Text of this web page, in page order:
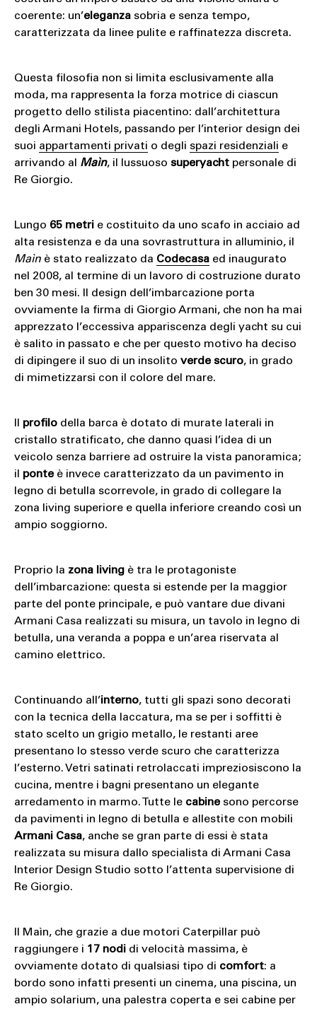
coerente: un’eleganzasobria e senza tempo,
caratterizzata da linee pulite e raffinatezza discreta.
Questa filosofia non si limita esclusivamente alla
moda, ma rappresenta la forza motrice di ciascun
progetto dello stilista piacentino: dall’architettura
degli Armani Hotels, passando per l’interior design dei
suoi appartamenti privati o degli spazi residenziali e
arrivando al Maìn, il lussuoso superyachtpersonale di
Re Giorgio.
Lungo 65 metrie costituito da uno scafo in acciaio ad
alta resistenza e da una sovrastruttura in alluminio, il
Maìnè stato realizzato da Codecasaed inaugurato
nel 2008, al termine di un lavoro di costruzione durato
ben 30 mesi. Il design dell’imbarcazione porta
ovviamente la firma di Giorgio Armani, che non ha mai
apprezzato l’eccessiva appariscenza degli yacht su cui
è salito in passato e che per questo motivo ha deciso
di dipingere il suo di un insolito verde scuro, in grado
di mimetizzarsi con il colore del mare.
profilodella barca è dotato di murate laterali in
cristallo stratificato, che danno quasi l’idea di un
veicolo senza barriere ad ostruire la vista panoramica;
il ponteè invece caratterizzato da un pavimento in
legno di betulla scorrevole, in grado di collegare la
zona living superiore e quella inferiore creando così un
ampio soggiorno.
Proprio la zona livingè tra le protagoniste
dell’imbarcazione: questa si estende per la maggior
parte del ponte principale, e può vantare due divani
Armani Casa realizzati su misura, un tavolo in legno di
betulla, una veranda a poppa e un’area riservata al
camino elettrico.
Continuando all’interno, tutti gli spazi sono decorati
con la tecnica della laccatura, ma se per i soffitti è
stato scelto un grigio metallo, le restanti aree
presentano lo stesso verde scuro che caratterizza
l’esterno. Vetri satinati retrolaccati impreziosiscono la
cucina, mentre i bagni presentano un elegante
arredamento in marmo. Tutte le cabinesono percorse
da pavimenti in legno di betulla e allestite con mobili
Armani Casa, anche se gran parte di essi è stata
realizzata su misura dallo specialista di Armani Casa
Interior Design Studio sotto l’attenta supervisione di
Re Giorgio.
Il Maìn, che grazie a due motori Caterpillar può
raggiungere i 17 nodidi velocità massima, è
ovviamente dotato di qualsiasi tipo di comfort: a
bordo sono infatti presenti un cinema, una piscina, un
ampio solarium, una palestra coperta e sei cabine per